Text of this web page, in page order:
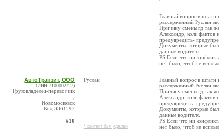
Главный вопрос в штатн
рассерженный Руслан
Причину смены гд так
Александр, коли фактов
предупредить-
Документы, которые
данные водителя.
PS Если что ни
нет было, чтоб не
АвтоТранзит, ООО
(ИНН:7100002727)
Грузовладелец-перевозчик
Новомосковск
Код:3361597
#10
Руслан
* контакт был удален
Главный вопрос в штатн
рассерженный Руслан
Причину смены гд так
Александр, коли фактов
предупредить-
Документы, которые
данные водителя.
PS Если что ни
нет было, чтоб не